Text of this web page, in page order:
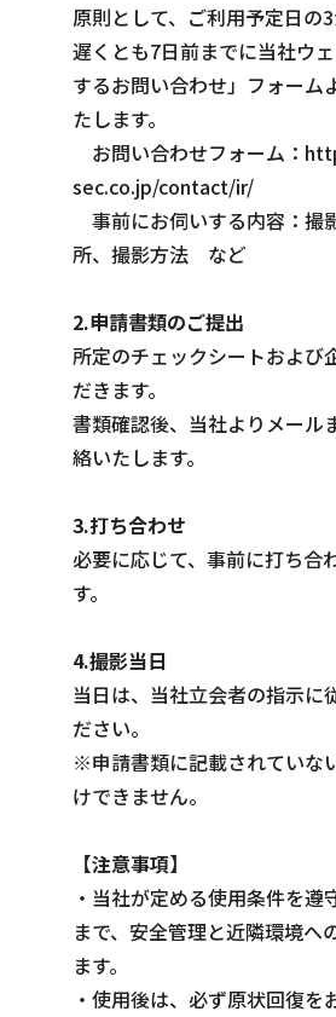
原則として、ご利用予定日の
遅くとも7日前までに当社ウ
するお問い合わせ」フォーム
たします。
お問い合わせフォーム：
sec.co.jp/contact/ir/
事前にお伺いする内容：撮
所、撮影方法 など
2.申請書類のご提出
所定のチェックシートおよび
だきます。
書類確認後、当社よりメール
絡いたします。
3.打ち合わせ
必要に応じて、事前に打ち合
す。
4.撮影当日
当日は、当社立会者の指示に
ださい。
※申請書類に記載されていな
けできません。
【注意事項】
・当社が定める使用条件を
まで、安全管理と近隣環境へ
ます。
・使用後は、必ず原状回復を